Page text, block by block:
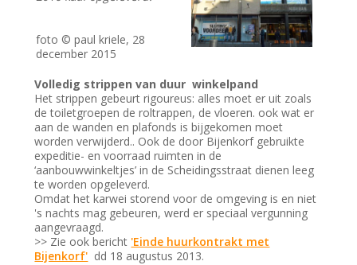
foto © paul kriele, 28
december 2015
Volledig strippen van duur winkelpand
Het strippen gebeurt rigoureus: alles moet er uit zoals
de toiletgroepen de roltrappen, de vloeren. ook wat er
aan de wanden en plafonds is bijgekomen moet
worden verwijderd.. Ook de door Bijenkorf gebruikte
expeditie- en voorraad ruimten in de
‘aanbouwwinkeltjes’ in de Scheidingsstraat dienen leeg
te worden opgeleverd.
Omdat het karwei storend voor de omgeving is en niet
's nachts mag gebeuren, werd er speciaal vergunning
aangevraagd.
>> Zie ook bericht 'Einde huurkontrakt met
Bijenkorf' dd 18 augustus 2013.